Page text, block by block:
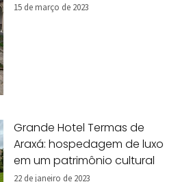
15 de março de 2023
Grande Hotel Termas de
Araxá: hospedagem de luxo
em um patrimônio cultural
22 de janeiro de 2023